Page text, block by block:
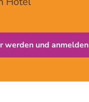
werden und anmelden